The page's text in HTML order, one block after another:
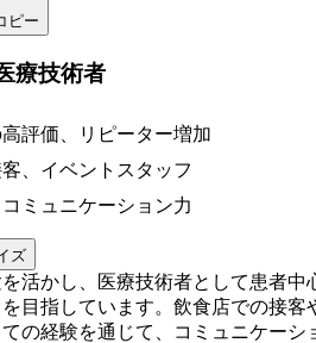
ピー
療技術者
評価、リピーター増加
、イベントスタッフ
ミュニケーション力
ズ
活かし、医療技術者として患者中
目指しています。飲食店での接客
の経験を通じて、コミュニケーシ